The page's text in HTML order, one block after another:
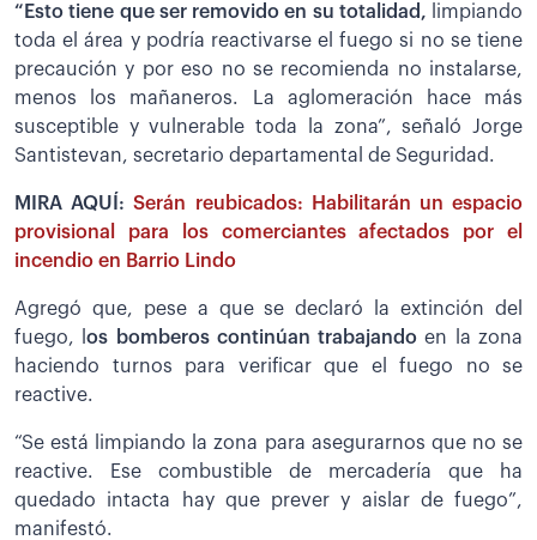
“Esto tiene que ser removido en su totalidad, limpiando
toda el área y podría reactivarse el fuego si no se tiene
precaución y por eso no se recomienda no instalarse,
menos los mañaneros. La aglomeración hace más
susceptible y vulnerable toda la zona”, señaló Jorge
Santistevan, secretario departamental de Seguridad.
MIRA AQUÍ:Serán reubicados: Habilitarán un espacio
provisional para los comerciantes afectados por el
incendio en Barrio Lindo
Agregó que, pese a que se declaró la extinción del
fuego, los bomberos continúan trabajando en la zona
haciendo turnos para verificar que el fuego no se
reactive.
“Se está limpiando la zona para asegurarnos que no se
reactive. Ese combustible de mercadería que ha
quedado intacta hay que prever y aislar de fuego”,
manifestó.